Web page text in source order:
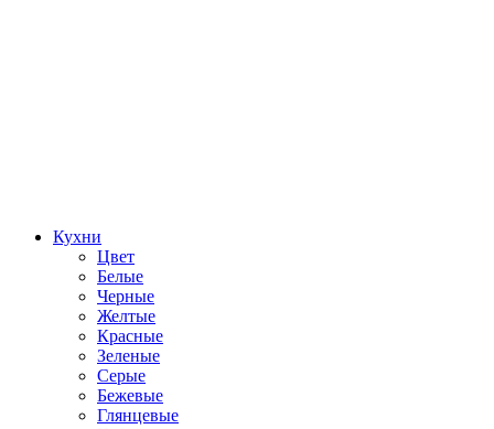
Кухни
Цвет
Белые
Черные
Желтые
Красные
Зеленые
Серые
Бежевые
Глянцевые